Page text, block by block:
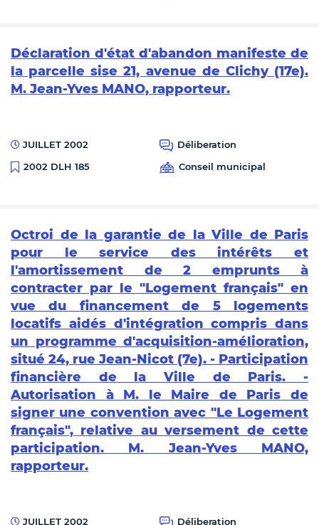
Déclaration d'état d'abandon manifeste de
la parcelle sise 21, avenue de Clichy (17e).
M. Jean-Yves MANO, rapporteur.
JUILLET 2002
Déliberation
2002 DLH 185
Conseil municipal
Octroi de la garantie de la Ville de Paris
pour le service des intérêts et
l'amortissement de 2 emprunts à
contracter par le "Logement français" en
vue du financement de 5 logements
locatifs aidés d'intégration compris dans
un programme d'acquisition-amélioration,
situé 24, rue Jean-Nicot (7e). - Participation
financière de la Ville de Paris. -
Autorisation à M. le Maire de Paris de
signer une convention avec "Le Logement
français", relative au versement de cette
participation. M. Jean-Yves MANO,
rapporteur.
JUILLET 2002 Déliberation